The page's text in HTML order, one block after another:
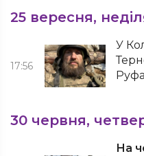
25 вересня,
17:56
У
30 червня,
На